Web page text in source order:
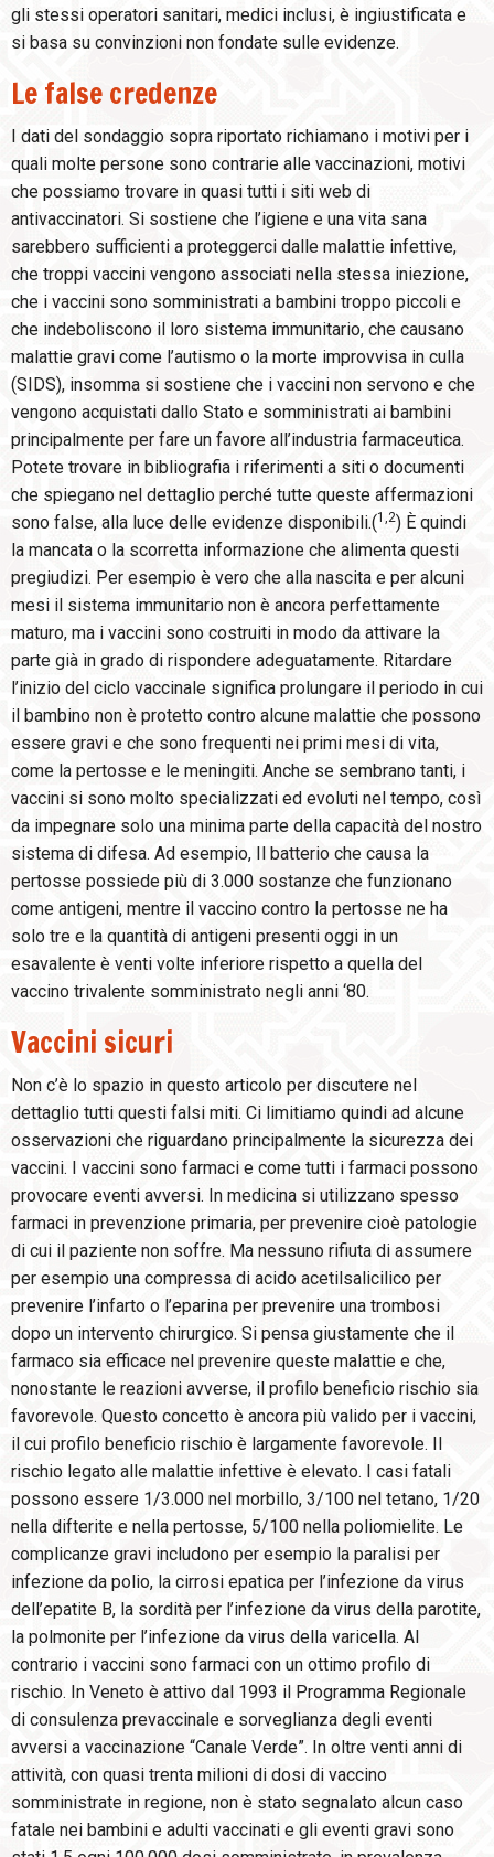
gli stessi operatori sanitari, medici inclusi, è ingiustificata e
si basa su convinzioni non fondate sulle evidenze.
Le false credenze
I dati del sondaggio sopra riportato richiamano i motivi per i
quali molte persone sono contrarie alle vaccinazioni, motivi
che possiamo trovare in quasi tutti i siti web di
antivaccinatori. Si sostiene che l’igiene e una vita sana
sarebbero sufficienti a proteggerci dalle malattie infettive,
che troppi vaccini vengono associati nella stessa iniezione,
che i vaccini sono somministrati a bambini troppo piccoli e
che indeboliscono il loro sistema immunitario, che causano
malattie gravi come l’autismo o la morte improvvisa in culla
(SIDS), insomma si sostiene che i vaccini non servono e che
vengono acquistati dallo Stato e somministrati ai bambini
principalmente per fare un favore all’industria farmaceutica.
Potete trovare in bibliografia i riferimenti a siti o documenti
che spiegano nel dettaglio perché tutte queste affermazioni
sono false, alla luce delle evidenze disponibili.(1,2) È quindi
la mancata o la scorretta informazione che alimenta questi
pregiudizi. Per esempio è vero che alla nascita e per alcuni
mesi il sistema immunitario non è ancora perfettamente
maturo, ma i vaccini sono costruiti in modo da attivare la
parte già in grado di rispondere adeguatamente. Ritardare
l’inizio del ciclo vaccinale significa prolungare il periodo in cui
il bambino non è protetto contro alcune malattie che possono
essere gravi e che sono frequenti nei primi mesi di vita,
come la pertosse e le meningiti. Anche se sembrano tanti, i
vaccini si sono molto specializzati ed evoluti nel tempo, così
da impegnare solo una minima parte della capacità del nostro
sistema di difesa. Ad esempio, Il batterio che causa la
pertosse possiede più di 3.000 sostanze che funzionano
come antigeni, mentre il vaccino contro la pertosse ne ha
solo tre e la quantità di antigeni presenti oggi in un
esavalente è venti volte inferiore rispetto a quella del
vaccino trivalente somministrato negli anni ‘80.
Vaccini sicuri
Non c’è lo spazio in questo articolo per discutere nel
dettaglio tutti questi falsi miti. Ci limitiamo quindi ad alcune
osservazioni che riguardano principalmente la sicurezza dei
vaccini. I vaccini sono farmaci e come tutti i farmaci possono
provocare eventi avversi. In medicina si utilizzano spesso
farmaci in prevenzione primaria, per prevenire cioè patologie
di cui il paziente non soffre. Ma nessuno rifiuta di assumere
per esempio una compressa di acido acetilsalicilico per
prevenire l’infarto o l’eparina per prevenire una trombosi
dopo un intervento chirurgico. Si pensa giustamente che il
farmaco sia efficace nel prevenire queste malattie e che,
nonostante le reazioni avverse, il profilo beneficio rischio sia
favorevole. Questo concetto è ancora più valido per i vaccini,
il cui profilo beneficio rischio è largamente favorevole. Il
rischio legato alle malattie infettive è elevato. I casi fatali
possono essere 1/3.000 nel morbillo, 3/100 nel tetano, 1/20
nella difterite e nella pertosse, 5/100 nella poliomielite. Le
complicanze gravi includono per esempio la paralisi per
infezione da polio, la cirrosi epatica per l’infezione da virus
dell’epatite B, la sordità per l’infezione da virus della parotite,
la polmonite per l’infezione da virus della varicella. Al
contrario i vaccini sono farmaci con un ottimo profilo di
rischio. In Veneto è attivo dal 1993 il Programma Regionale
di consulenza prevaccinale e sorveglianza degli eventi
avversi a vaccinazione “Canale Verde”. In oltre venti anni di
attività, con quasi trenta milioni di dosi di vaccino
somministrate in regione, non è stato segnalato alcun caso
fatale nei bambini e adulti vaccinati e gli eventi gravi sono